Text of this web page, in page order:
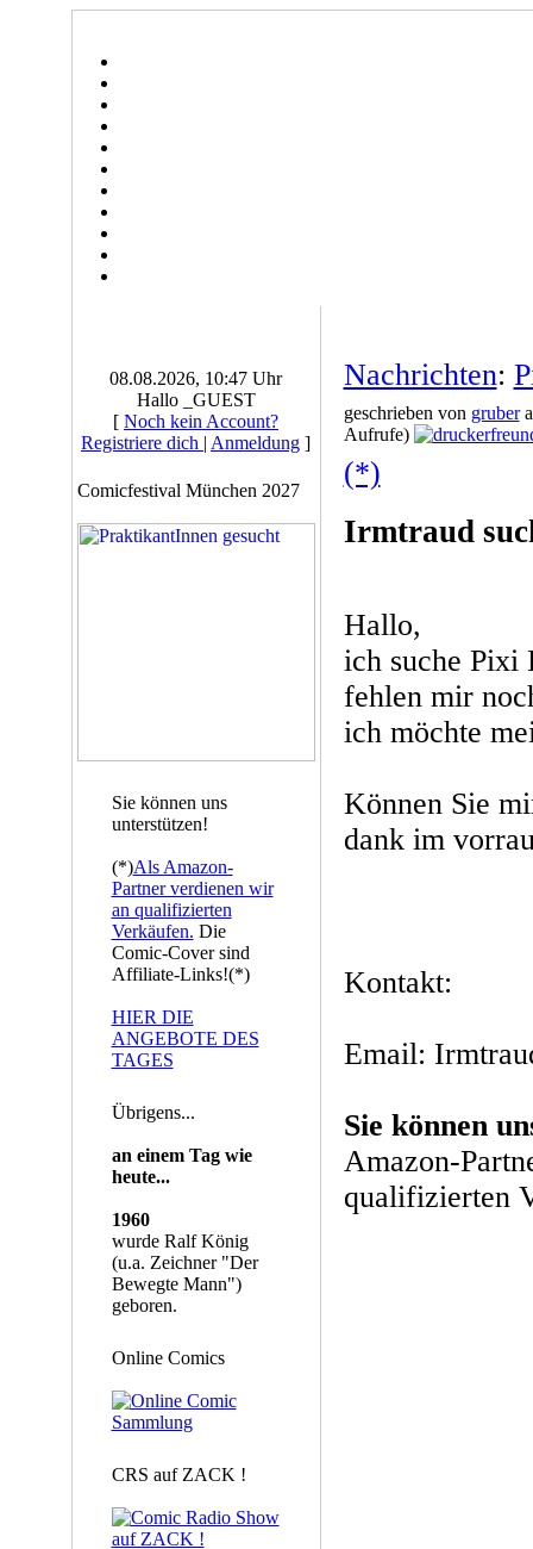
08.08.2026, 10:47 Uhr
Hallo _GUEST
[ Noch kein Account?
Registriere dich | Anmeldung ]
Comicfestival München 2027
Sie können uns
unterstützen!
(*)Als Amazon-
Partner verdienen wir
an qualifizierten
Verkäufen. Die
Comic-Cover sind
Affiliate-Links!(*)
HIER DIE
ANGEBOTE DES
TAGES
Übrigens...
an einem Tag wie
heute...
1960
wurde Ralf König
(u.a. Zeichner "Der
Bewegte Mann")
geboren.
Online Comics
CRS auf ZACK !
Nachrichten:
geschrieben von gruber
Aufrufe)
(*)
Irmtraud
Hallo,
ich suche Pixi
fehlen mir
ich möchte
Können Sie
dank im
Kontakt:
Email:
Sie können
Amazon-
qualifizierten